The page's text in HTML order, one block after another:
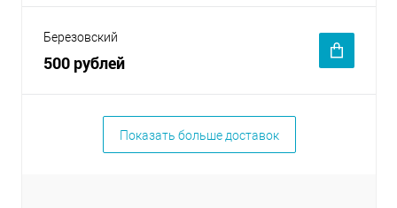
Березовский
500 рублей
Показать больше доставок